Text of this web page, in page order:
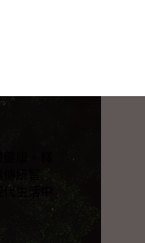
康、釋
統智
生活中